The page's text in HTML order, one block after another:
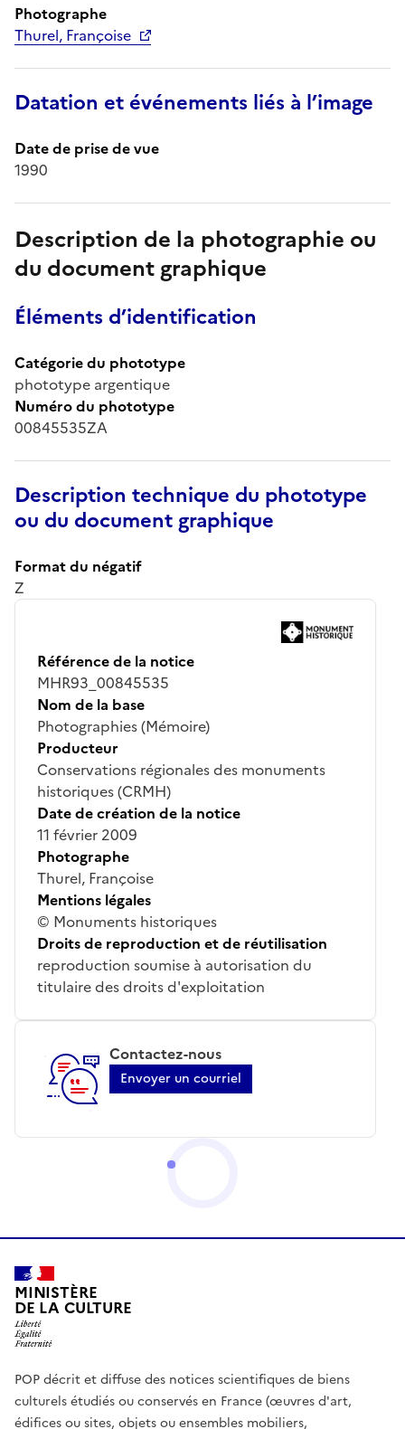
Photographe
Thurel, Françoise
Datation et événements liés à l’image
Date de prise de vue
1990
Description de la photographie ou
du document graphique
Éléments d’identification
Catégorie du phototype
phototype argentique
Numéro du phototype
00845535ZA
Description technique du phototype
ou du document graphique
Format du négatif
Z
Référence de la notice
MHR93_00845535
Nom de la base
Photographies (Mémoire)
Producteur
Conservations régionales des monuments
historiques (CRMH)
Date de création de la notice
11 février 2009
Photographe
Thurel, Françoise
Mentions légales
© Monuments historiques
Droits de reproduction et de réutilisation
reproduction soumise à autorisation du
titulaire des droits d'exploitation
Contactez-nous
Envoyer un courriel
MINISTÈRE
DE LA CULTURE
POP décrit et diffuse des notices scientifiques de biens
culturels étudiés ou conservés en France (œuvres d'art,
édifices ou sites, objets ou ensembles mobiliers,